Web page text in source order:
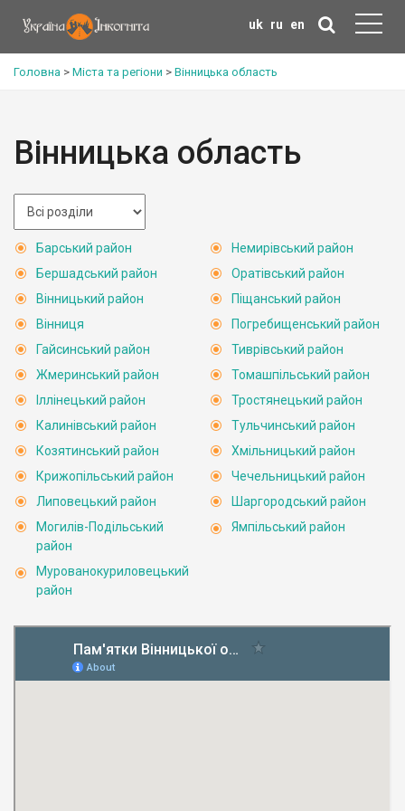
uk ru en
Головна > Міста та регіони > Вінницька область
Вінницька область
Барський район
Бершадський район
Вінницький район
Вінниця
Гайсинський район
Жмеринський район
Іллінецький район
Калинівський район
Козятинський район
Крижопільський район
Липовецький район
Могилів-Подільський
район
Мурованокуриловецький
район
Немирівський район
Оратівський район
Піщанський район
Погребищенський район
Тиврівський район
Томашпільський район
Тростянецький район
Тульчинський район
Хмільницький район
Чечельницький район
Шаргородський район
Ямпільський район